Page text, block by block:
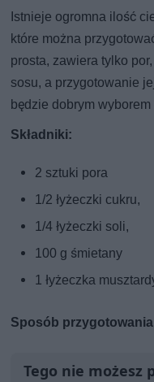
Istnieje ogromna ilość
które można
prosta, zawiera tylko
sosu, a przygotowanie
będzie dobrym
Składniki:
2 sztuki pora
1/2 łyżeczki cukru,
1/4 łyżeczki soli,
100 g śmietany
1 łyżeczka
Sposób
Tego nie możesz